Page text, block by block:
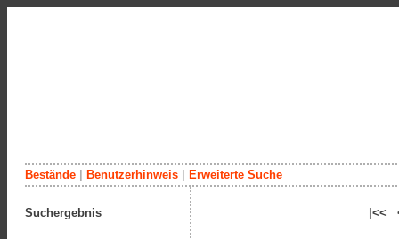
Bestände Benutzerhinweis Erweiterte Suche
|<<
Suchergebnis